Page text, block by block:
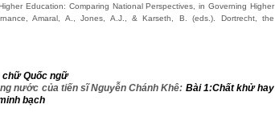
Education: Comparing National Perspectives, in Governing Higher
Amaral, A., Jones, A.J., & Karseth, B. (eds.). Dortrecht, the
chữ Quốc ngữ
nước của tiến sĩ Nguyễn Chánh Khê: Bài 1:Chất khử hay
bạch